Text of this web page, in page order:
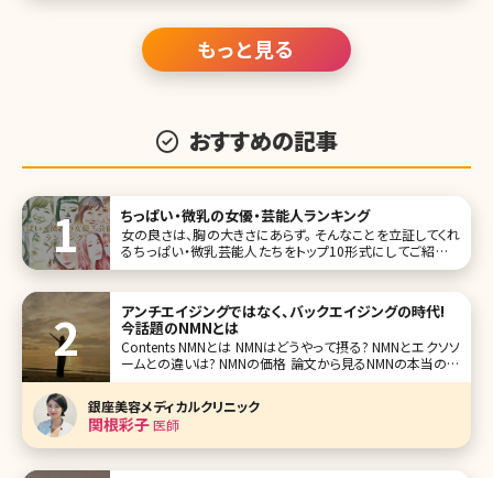
もっと見る
おすすめの記事
ちっぱい・微乳の女優・芸能人ランキング
女の良さは、胸の大きさにあらず。 そんなことを立証してくれ
るちっぱい・微乳芸能人たちをトップ10形式にしてご紹介し
ていきます。 胸は確かに女性ならではの部分ですが、必ずし
アンチエイジングではなく、バックエイジングの時代!
今話題のNMNとは
Contents NMNとは NMNはどうやって摂る? NMNとエクソソ
ームとの違いは? NMNの価格 論文から見るNMNの本当の効
果 まとめ 加齢による様々な体の不調やこれまで可能であっ
たことが不可能になる苦痛、衰えていくことへの恐怖など、エ
イジング＝老化に対して若返りの
銀座美容メディカルクリニック
関根彩子医師